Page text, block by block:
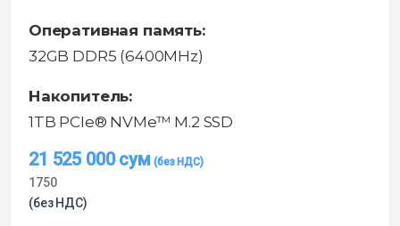
Оперативная память:
32GB DDR5 (6400MHz)
Накопитель:
1TB PCIe® NVMe™ M.2 SSD
21 525 000сум
1750
(без НДС)